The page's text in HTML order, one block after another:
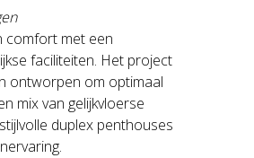
comfort met een
faciliteiten. Het project
ontworpen om optimaal
mix van gelijkvloerse
duplex penthouses